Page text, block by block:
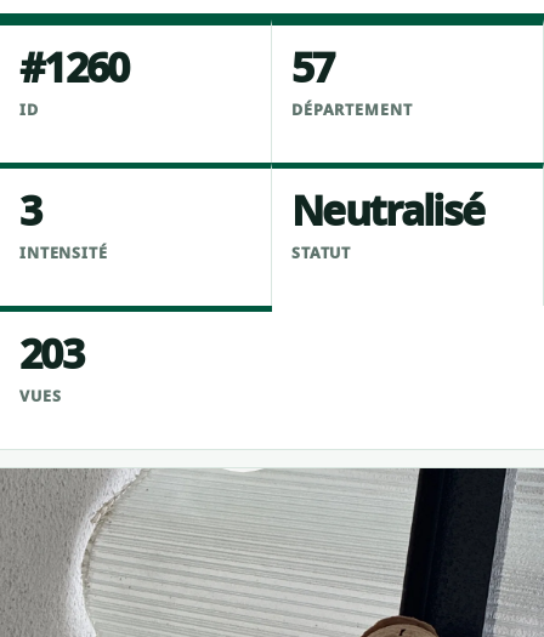
#1260
ID
57
DÉPARTEMENT
3
INTENSITÉ
Neutralisé
STATUT
203
VUES